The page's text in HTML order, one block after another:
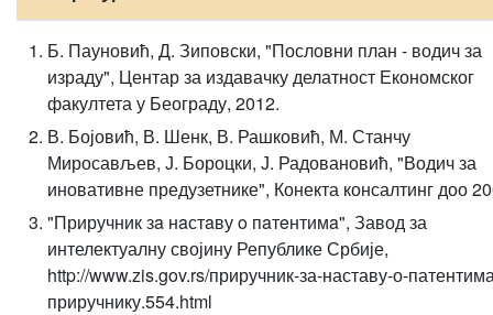
Б. Пауновић, Д. Зиповски, "Пословни план - водич за
израду", Центар за издавачку делатност Економског
факултета у Београду, 2012.
В. Бојовић, В. Шенк, В. Рашковић, М. Станчу
Миросављев, Ј. Бороцки, Ј. Радовановић, "Водич за
иновативне предузетнике", Конекта консалтинг доо
"Приручник зa нaстaву o пaтeнтимa", Завод за
интелектуалну својину Републике Србије,
http://www.zis.gov.rs/приручник-за-наставу-о-
приручнику.554.html